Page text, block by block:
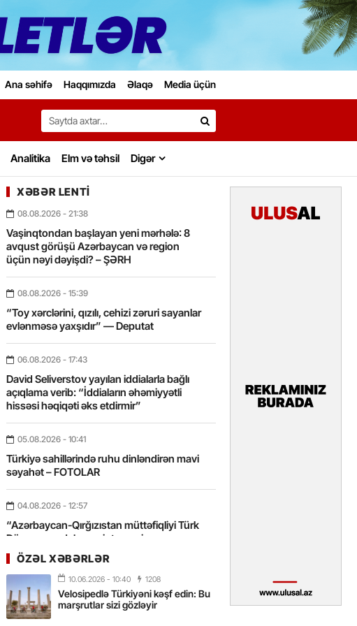
Ana səhifə Haqqımızda Əlaqə Media üçün
Search…
Analitika Elm və təhsil Digər
XƏBƏR LENTI
08.08.2026 - 21:38
Vaşinqtondan başlayan yeni mərhələ: 8
avqust görüşü Azərbaycan və region
üçün nəyi dəyişdi? – ŞƏRH
08.08.2026 - 15:39
“Toy xərclərini, qızılı, cehizi zəruri sayanlar
evlənməsə yaxşıdır” — Deputat
06.08.2026 - 17:43
David Seliverstov yayılan iddialarla bağlı
açıqlama verib: “İddiaların əhəmiyyətli
hissəsi həqiqəti əks etdirmir”
05.08.2026 - 10:41
Türkiyə sahillərində ruhu dinləndirən mavi
səyahət – FOTOLAR
04.08.2026 - 12:57
“Azərbaycan-Qırğızıstan müttəfiqliyi Türk
Dünyasının daha sıx inteqrasiyasına
xidmət edir”
03.08.2026- 10:18
Bosfor Qitələrarası Üzgüçülük Yarışı 38-ci
dəfə keçiriləcək
ÖZƏL XƏBƏRLƏR
10.06.2026 - 10:40 1208
Velosipedlə Türkiyəni kəşf edin: Bu
marşrutlar sizi gözləyir